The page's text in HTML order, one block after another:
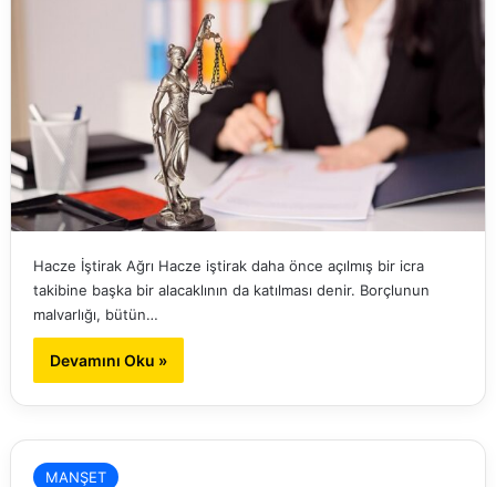
Hacze İştirak Ağrı Hacze iştirak daha önce açılmış bir icra
takibine başka bir alacaklının da katılması denir. Borçlunun
malvarlığı, bütün…
Devamını Oku »
MANŞET